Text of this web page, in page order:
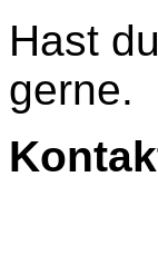
Hast
gerne.